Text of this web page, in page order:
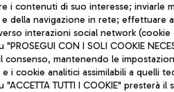
soggetta a direzione e coordinamento di
di Roma 13032990155 P. IVA 06572251004
i contenuti di suo interesse; inviarle
della navigazione in rete; effettuare
interazioni social network
"PROSEGUI CON I SOLI COOKIE
consenso, mantenendo le
i cookie analitici assimilabili a quelli
"ACCETTA TUTTI I COOKIE"